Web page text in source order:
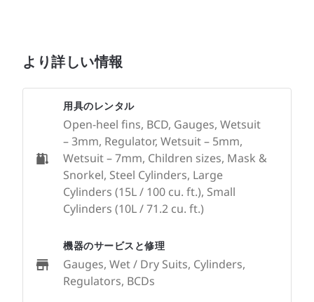
より詳しい情報
用具のレンタル
Open-heel fins, BCD, Gauges, Wetsuit
– 3mm, Regulator, Wetsuit – 5mm,
Wetsuit – 7mm, Children sizes, Mask &
Snorkel, Steel Cylinders, Large
Cylinders (15L / 100 cu. ft.), Small
Cylinders (10L / 71.2 cu. ft.)
機器のサービスと修理
Gauges, Wet / Dry Suits, Cylinders,
Regulators, BCDs